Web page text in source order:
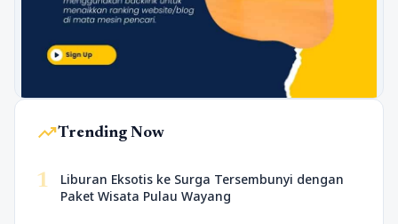
trending_upTrending Now
1
Liburan Eksotis ke Surga Tersembunyi dengan
Paket Wisata Pulau Wayang